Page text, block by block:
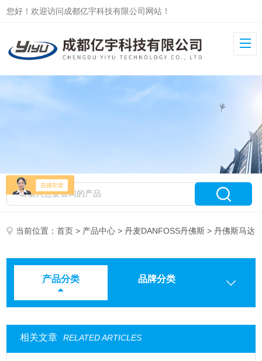
您好！欢迎访问成都亿宇科技有限公司网站！
当前位置：首页 > 产品中心 >丹麦DANFOSS丹佛斯 > 丹佛斯马达
产品分类 品牌分类
相关文章 RELATED ARTICLES